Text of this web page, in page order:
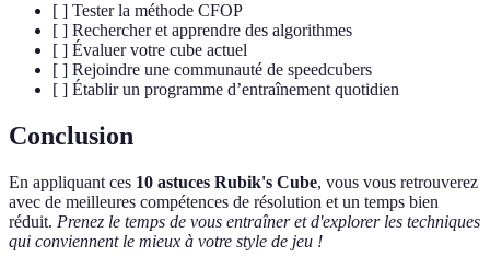
[ ] Tester la méthode CFOP
[ ] Rechercher et apprendre des algorithmes
[ ] Évaluer votre cube actuel
[ ] Rejoindre une communauté de speedcubers
[ ] Établir un programme d’entraînement quotidien
Conclusion
En appliquant ces 10 astuces Rubik's Cube, vous vous retrouverez
avec de meilleures compétences de résolution et un temps bien
réduit. Prenez le temps de vous entraîner et d'explorer les techniques
qui conviennent le mieux à votre style de jeu !